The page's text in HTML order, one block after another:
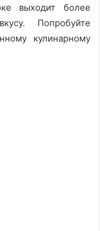
выходит более
Попробуйте
кулинарному